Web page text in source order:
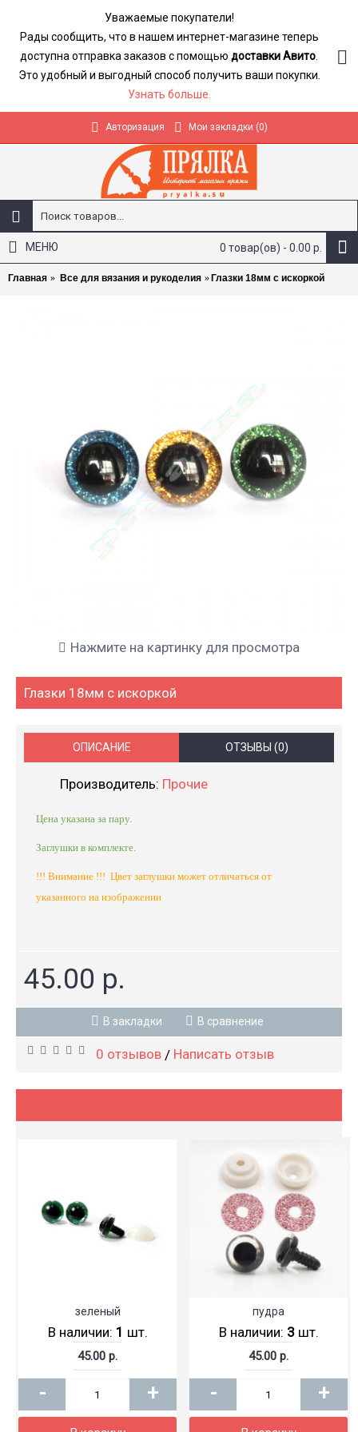
Уважаемые покупатели!
Рады сообщить, что в нашем интернет-магазине теперь
доступна отправка заказов с помощью доставки Авито
Это удобный и выгодный способ получить ваши покупки.
Узнать больше.
Авторизация Мои закладки (0)
0 товар(ов) - 0.00 р.
МЕНЮ
Главная Все для вязания и рукоделия Глазки 18мм с искоркой
Нажмите на картинку для просмотра
Глазки 18мм с искоркой
ОПИСАНИЕ ОТЗЫВЫ (0)
Производитель: Прочие
Цена указана за пару.
Заглушки в комплекте.
!!! Внимание !!! Цвет заглушки может отличаться от
указанного на изображении
45.00 р.
В закладки В сравнение
0 отзывов / Написать отзыв
зеленый
В наличии: 1 шт.
45.00 р.
- +
пудра
В наличии: 3шт.
45.00 р.
- +